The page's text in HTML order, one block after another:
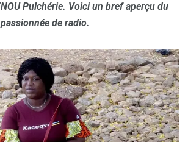
Pulchérie. Voici un bref aperçu du
de radio.